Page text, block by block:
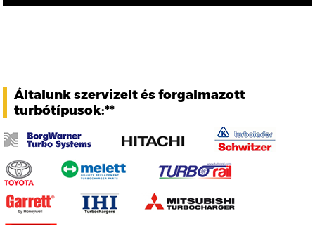
Általunk szervizelt és forgalmazott
turbótípusok:**